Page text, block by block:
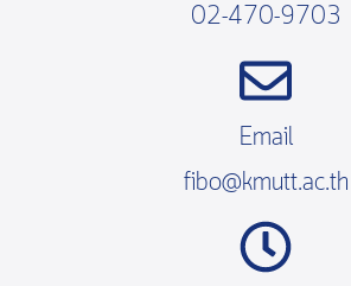
02-470-9703
Email
fibo@kmutt.ac.th